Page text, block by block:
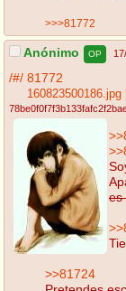
>>>81772
Anónimo OP
/#/ 81772
160823500186.jpg
es
>>81724